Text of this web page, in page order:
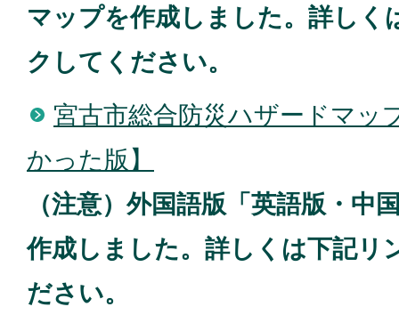
マップを作成しました。詳しく
クしてください。
宮古市総合防災ハザードマッ
かった版】
（注意）外国語版「英語版・中
作成しました。詳しくは下記リ
ださい。